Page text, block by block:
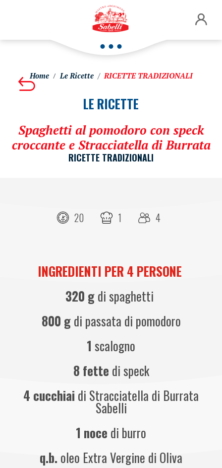
Home Le Ricette RICETTE TRADIZIONALI
LE RICETTE
Spaghetti al pomodoro con speck
croccante e Stracciatella di Burrata
RICETTE TRADIZIONALI
20 1 4
INGREDIENTI PER 4 PERSONE
320 gdi spaghetti
800 gdi passata di pomodoro
1 scalogno
8 fette di speck
4 cucchiai di Stracciatella di Burrata
Sabelli
1 noce di burro
q.b. oleo Extra Vergine di Oliva